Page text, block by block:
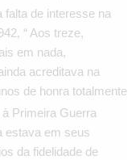
falta de interesse na
“ Aos treze,
em nada,
acreditava na
de honra totalmente
Primeira Guerra
estava em seus
da fidelidade de